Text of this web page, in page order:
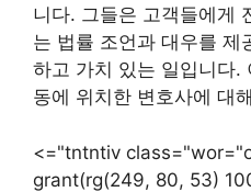
니다. 그들은 고객들에게
는 법률 조언과 대우를 제
하고 가치 있는 일입니다.
동에 위치한 변호사에 대
<="tntntiv
grant(rg(249, 80, 53)